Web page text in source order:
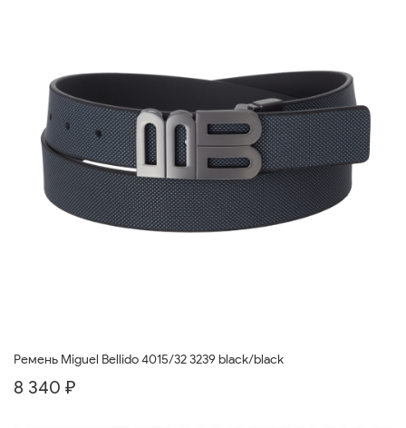
Ремень Miguel Bellido 4015/32 3239 black/black
8 340 ₽